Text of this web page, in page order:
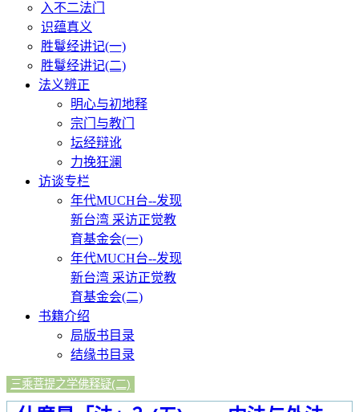
入不二法门
识蕴真义
胜鬘经讲记(一)
胜鬘经讲记(二)
法义辨正
明心与初地释
宗门与教门
坛经辩讹
力挽狂澜
访谈专栏
年代MUCH台--发现
新台湾 采访正觉教
育基金会(一)
年代MUCH台--发现
新台湾 采访正觉教
育基金会(二)
书籍介绍
局版书目录
结缘书目录
三乘菩提之学佛释疑(二)